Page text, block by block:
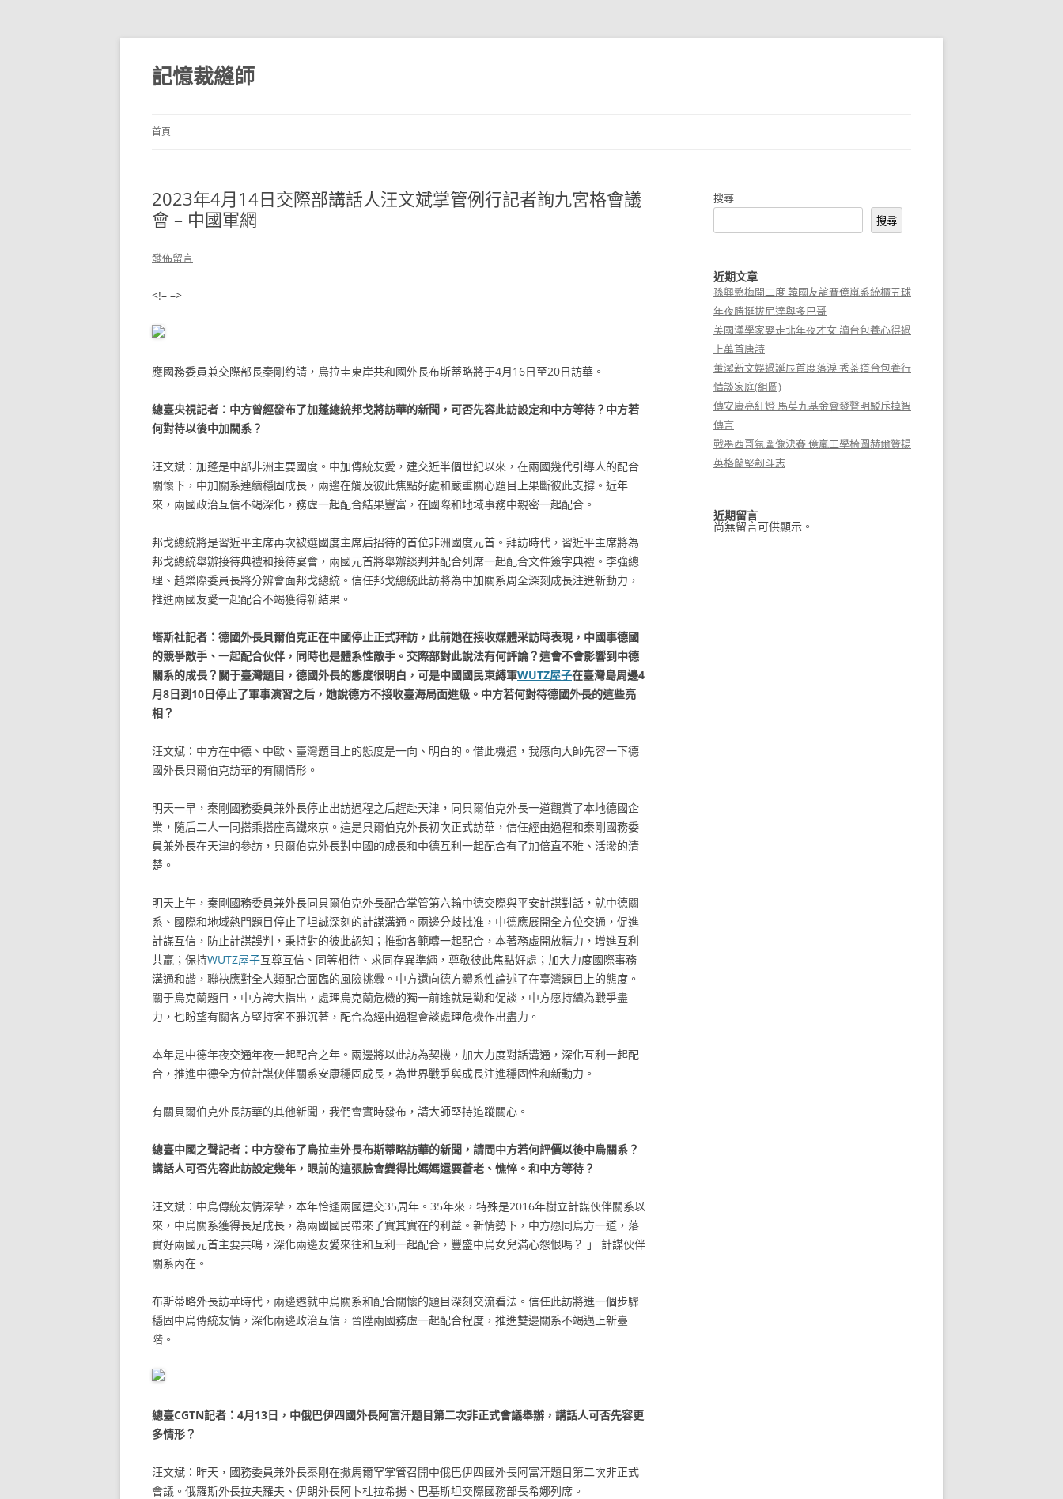
跳
主
要
內
記憶裁縫師
首頁
2023年4月14日交際部講話人汪文斌掌管例行記者詢九宮格會議
會 – 中國軍網
發佈留言
<!– –>
應國務委員兼交際部長秦剛約請，烏拉圭東岸共和國外長布斯蒂略將于4月16日至20日訪華。
總臺央視記者：中方曾經發布了加蓬總統邦戈將訪華的新聞，可否先容此訪設定和中方等待？中方若
何對待以後中加關系？
汪文斌：加蓬是中部非洲主要國度。中加傳統友愛，建交近半個世紀以來，在兩國幾代引導人的配合
關懷下，中加關系連續穩固成長，兩邊在觸及彼此焦點好處和嚴重關心題目上果斷彼此支撐。近年
來，兩國政治互信不竭深化，務虛一起配合結果豐富，在國際和地域事務中親密一起配合。
邦戈總統將是習近平主席再次被選國度主席后招待的首位非洲國度元首。拜訪時代，習近平主席將為
邦戈總統舉辦接待典禮和接待宴會，兩國元首將舉辦談判并配合列席一起配合文件簽字典禮。李強總
理、趙樂際委員長將分辨會面邦戈總統。信任邦戈總統此訪將為中加關系周全深刻成長注進新動力，
推進兩國友愛一起配合不竭獲得新結果。
塔斯社記者：德國外長貝爾伯克正在中國停止正式拜訪，此前她在接收媒體采訪時表現，中國事德國
的競爭敵手、一起配合伙伴，同時也是體系性敵手。交際部對此說法有何評論？這會不會影響到中德
關系的成長？關于臺灣題目，德國外長的態度很明白，可是中國國民束縛軍WUTZ屋子在臺灣島周邊4
月8日到10日停止了軍事演習之后，她說德方不接收臺海局面進級。中方若何對待德國外長的這些亮
相？
汪文斌：中方在中德、中歐、臺灣題目上的態度是一向、明白的。借此機遇，我愿向大師先容一下德
國外長貝爾伯克訪華的有關情形。
明天一早，秦剛國務委員兼外長停止出訪過程之后趕赴天津，同貝爾伯克外長一道觀賞了本地德國企
業，隨后二人一同搭乘搭座高鐵來京。這是貝爾伯克外長初次正式訪華，信任經由過程和秦剛國務委
員兼外長在天津的參訪，貝爾伯克外長對中國的成長和中德互利一起配合有了加倍直不雅、活潑的清
楚。
明天上午，秦剛國務委員兼外長同貝爾伯克外長配合掌管第六輪中德交際與平安計謀對話，就中德關
系、國際和地域熱門題目停止了坦誠深刻的計謀溝通。兩邊分歧批准，中德應展開全方位交通，促進
計謀互信，防止計謀誤判，秉持對的彼此認知；推動各範疇一起配合，本著務虛開放精力，增進互利
共贏；保持WUTZ屋子互尊互信、同等相待、求同存異準繩，尊敬彼此焦點好處；加大力度國際事務
溝通和諧，聯袂應對全人類配合面臨的風險挑釁。中方還向德方體系性論述了在臺灣題目上的態度。
關于烏克蘭題目，中方誇大指出，處理烏克蘭危機的獨一前途就是勸和促談，中方愿持續為戰爭盡
力，也盼望有關各方堅持客不雅沉著，配合為經由過程會談處理危機作出盡力。
本年是中德年夜交通年夜一起配合之年。兩邊將以此訪為契機，加大力度對話溝通，深化互利一起配
合，推進中德全方位計謀伙伴關系安康穩固成長，為世界戰爭與成長注進穩固性和新動力。
有關貝爾伯克外長訪華的其他新聞，我們會實時發布，請大師堅持追蹤關心。
總臺中國之聲記者：中方發布了烏拉圭外長布斯蒂略訪華的新聞，請問中方若何評價以後中烏關系？
講話人可否先容此訪設定幾年，眼前的這張臉會變得比媽媽還要蒼老、憔悴。和中方等待？
汪文斌：中烏傳統友情深摯，本年恰逢兩國建交35周年。35年來，特殊是2016年樹立計謀伙伴關系以
來，中烏關系獲得長足成長，為兩國國民帶來了實其實在的利益。新情勢下，中方愿同烏方一道，落
實好兩國元首主要共鳴，深化兩邊友愛來往和互利一起配合，豐盛中烏女兒滿心怨恨嗎？ 」 計謀伙伴
關系內在。
布斯蒂略外長訪華時代，兩邊遷就中烏關系和配合關懷的題目深刻交流看法。信任此訪將進一個步驟
穩固中烏傳統友情，深化兩邊政治互信，晉陞兩國務虛一起配合程度，推進雙邊關系不竭邁上新臺
階。
總臺CGTN記者：4月13日，中俄巴伊四國外長阿富汗題目第二次非正式會議舉辦，講話人可否先容更
多情形？
汪文斌：昨天，國務委員兼外長秦剛在撒馬爾罕掌管召開中俄巴伊四國外長阿富汗題目第二次非正式
會議。俄羅斯外長拉夫羅夫、伊朗外長阿卜杜拉希揚、巴基斯坦交際國務部長希娜列席。
搜尋
搜尋
近期文章
孫興慜梅開二度 韓國友誼賽億嵐系統櫃五球
年夜勝挺拔尼達與多巴哥
美國漢學家娶走北年夜才女 讀台包養心得過
上萬首唐詩
董潔新文娛過誕辰首度落淚 秀茶道台包養行
情談家庭(組圖)
傳安康亮紅燈 馬英九基金會發聲明駁斥掉智
傳言
戰墨西哥氛圍像決賽 億嵐工學椅圖赫爾贊揚
英格蘭堅韌斗志
近期留言
尚無留言可供顯示。